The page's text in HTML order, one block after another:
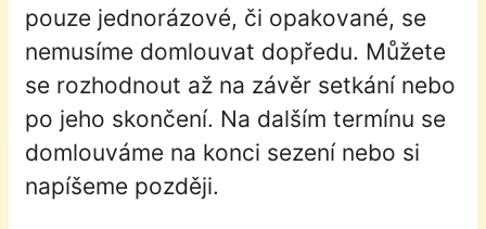
pouze jednorázové, či opakované, se
nemusíme domlouvat dopředu. Můžete
se rozhodnout až na závěr setkání nebo
po jeho skončení. Na dalším termínu se
domlouváme na konci sezení nebo si
napíšeme později.